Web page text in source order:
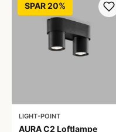
SPAR 20%
LIGHT-POINT
AURA C2 Loftlampe